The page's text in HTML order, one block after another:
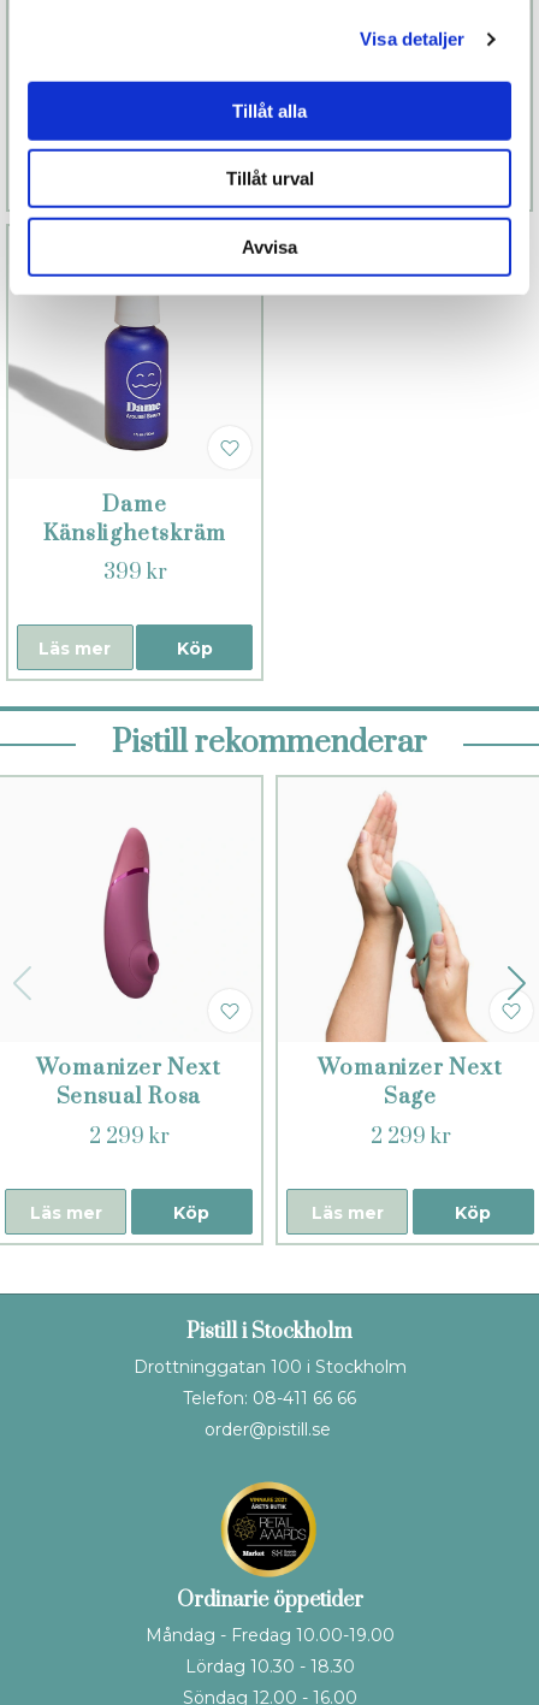
Visa detaljer
Tillåt alla
Tillåt urval
Avvisa
SONA ll Cruise
Finns fler alternativ
Läs mer
Dame
Känslighetskräm
399 kr
Köp
Läs mer
Pistill rekommenderar
Womanizer Next
Sensual Rosa
2 299 kr
Köp
Läs mer
Womanizer Next
Sage
2 299 kr
Köp
Läs mer
Pistill i Stockholm
Drottninggatan 100 i Stockholm
Telefon: 08-411 66 66
order@pistill.se
Ordinarie öppetider
Måndag - Fredag 10.00-19.00
Lördag 10.30 - 18.30
Söndag 12.00 - 16.00